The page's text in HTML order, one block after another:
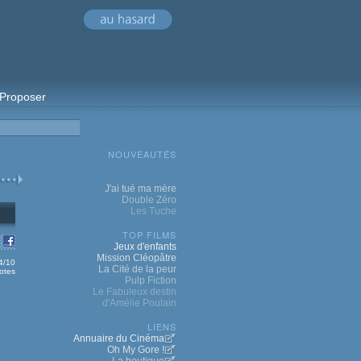
Proposer
10
NOUVEAUTÉS
J'ai tué ma mère
Double Zéro
Les Tuche
TOP FILMS
Jeux d'enfants
Mission Cléopâtre
La Cité de la peur
Pulp Fiction
Le Fabuleux destin
d'Amélie Poulain
LIENS
Annuaire du Cinéma
Oh My Gore !